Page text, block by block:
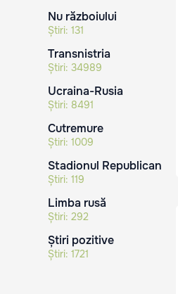
Nu războiului
Știri: 131
Transnistria
Știri: 34989
Ucraina-Rusia
Știri: 8491
Cutremure
Știri: 1009
Stadionul Republican
Știri: 119
Limba rusă
Știri: 292
Știri pozitive
Știri: 1721